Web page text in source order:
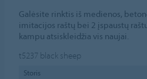
Galėsite rinktis iš medienos,
imitacijos raštų bei 2 įspaustų
kampu atsiskleidžia vis naujai.
t5237 black sheep
Storis